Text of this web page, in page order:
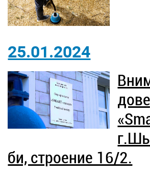
25.01.2024
би, строение 16/2.